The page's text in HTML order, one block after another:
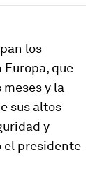
los
que
y la
sus altos
y
el presidente